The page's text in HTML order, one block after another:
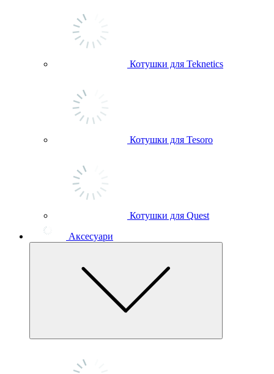
Котушки для Teknetics
Котушки для Tesoro
Котушки для Quest
Аксесуари